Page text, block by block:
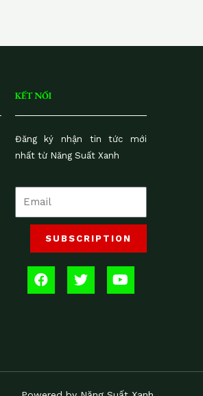
KẾT NỐI
Đăng ký nhận tin tức mới
nhất từ Năng Suất Xanh
SUBSCRIPTION
F
a
k
T
w
Y
o